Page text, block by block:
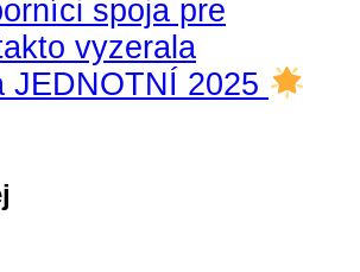
spoja pre
vyzerala
JEDNOTNÍ 2025